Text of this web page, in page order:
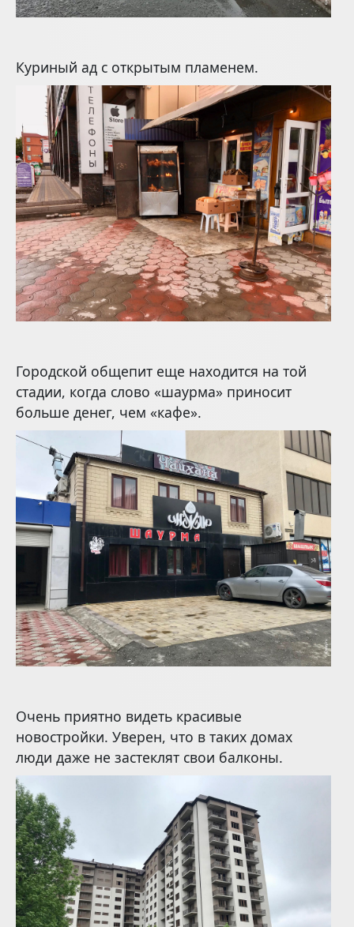
Куриный ад с открытым пламенем.
Городской общепит еще находится на той
стадии, когда слово «шаурма» приносит
больше денег, чем «кафе».
Очень приятно видеть красивые
новостройки. Уверен, что в таких домах
люди даже не застеклят свои балконы.